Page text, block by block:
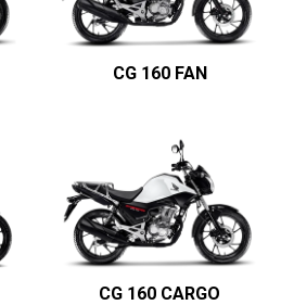
CG 160 FAN
CG 160 CARGO